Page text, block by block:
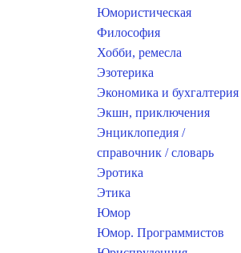
Юмористическая
Философия
Хобби, ремесла
Эзотерика
Экономика и бухгалтерия
Экшн, приключения
Энциклопедия /
справочник / словарь
Эротика
Этика
Юмор
Юмор. Программистов